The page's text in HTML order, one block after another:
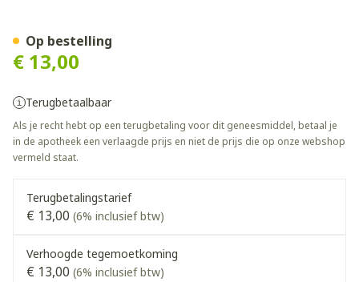
€ 13,00
Terugbetaalbaar
Als je recht hebt op een terugbetaling voor dit geneesmiddel, betaal je
in de apotheek een verlaagde prijs en niet de prijs die op onze webshop
vermeld staat.
Terugbetalingstarief
€ 13,00 (6% inclusief btw)
Verhoogde tegemoetkoming
€ 13,00 (6% inclusief btw)
Op bestelling